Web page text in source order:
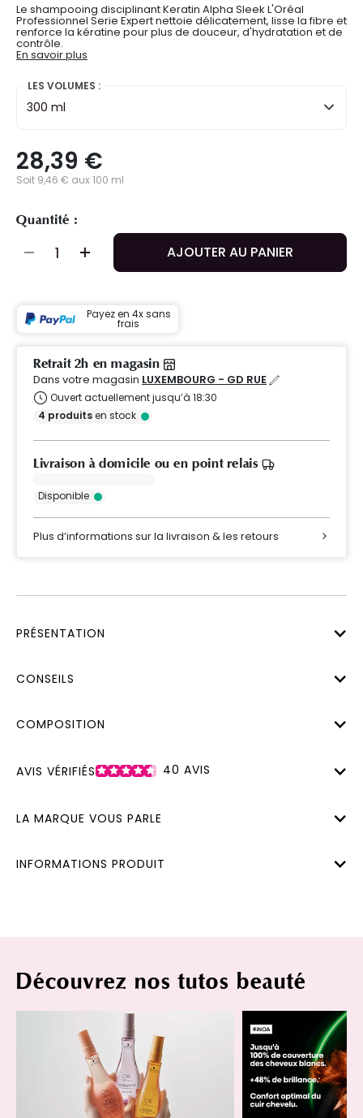
Le shampooing disciplinant Keratin Alpha Sleek L'Oréal
Professionnel Serie Expert nettoie délicatement, lisse la fibre et
renforce la kératine pour plus de douceur, d'hydratation et de
contrôle.
En savoir plus
LES VOLUMES :
300 ml
28,39 €
Soit 9,46 € aux 100 ml
Quantité :
AJOUTER AU PANIER
Payez en 4x sans
frais
Retrait 2h en magasin
Dans votre magasin LUXEMBOURG - GD RUE
Ouvert actuellement jusqu’à 18:30
4 produitsen stock
Livraison à domicile ou en point relais
Disponible
Plus d’informations sur la livraison & les retours
PRÉSENTATION
CONSEILS
COMPOSITION
AVIS VÉRIFIÉS 40 AVIS
LA MARQUE VOUS PARLE
INFORMATIONS PRODUIT
Découvrez nos tutos beauté